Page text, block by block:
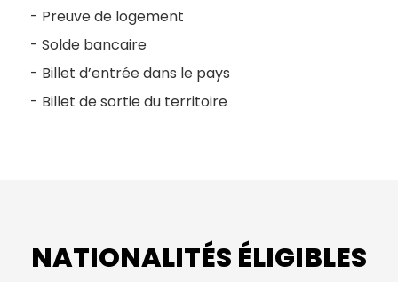
Preuve de logement
Solde bancaire
Billet d’entrée dans le pays
Billet de sortie du territoire
NATIONALITÉS ÉLIGIBLES